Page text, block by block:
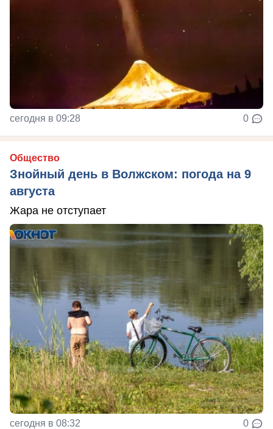
сегодня в 09:28 0
Общество
Знойный день в Волжском: погода на 9
августа
Жара не отступает
сегодня в 08:32 0